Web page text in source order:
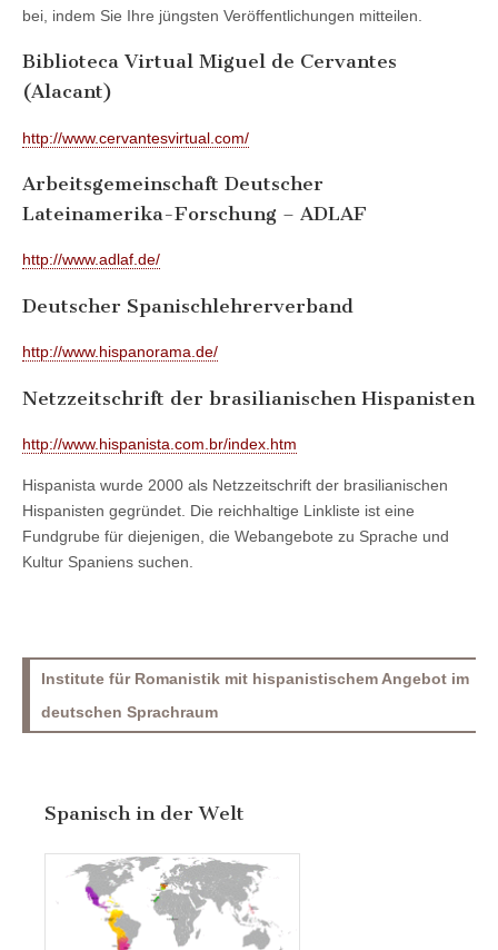
bei, indem Sie Ihre jüngsten Veröffentlichungen mitteilen.
Biblioteca Virtual Miguel de Cervantes
(Alacant)
http://www.cervantesvirtual.com/
Arbeitsgemeinschaft Deutscher
Lateinamerika-Forschung – ADLAF
http://www.adlaf.de/
Deutscher Spanischlehrerverband
http://www.hispanorama.de/
Netzzeitschrift der brasilianischen Hispanisten
http://www.hispanista.com.br/index.htm
Hispanista wurde 2000 als Netzzeitschrift der brasilianischen
Hispanisten gegründet. Die reichhaltige Linkliste ist eine
Fundgrube für diejenigen, die Webangebote zu Sprache und
Kultur Spaniens suchen.
Institute für Romanistik mit hispanistischem Angebot im
deutschen Sprachraum
Spanisch in der Welt